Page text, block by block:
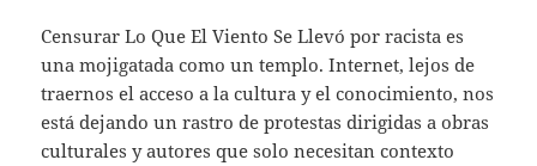
Censurar Lo Que El Viento Se Llevó por racista es
una mojigatada como un templo. Internet, lejos de
traernos el acceso a la cultura y el conocimiento, nos
está dejando un rastro de protestas dirigidas a obras
culturales y autores que solo necesitan contexto